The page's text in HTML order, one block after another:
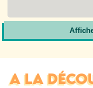
A LA